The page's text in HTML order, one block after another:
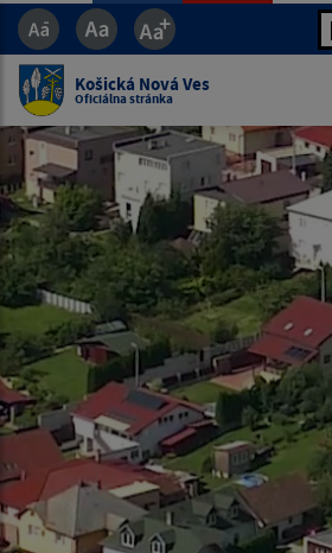
Jazyk
Košická Nová Ves
Oficiálna stránka